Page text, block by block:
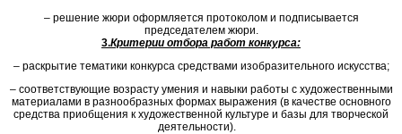
–решение жюри оформляется протоколом и подписывается
председателем жюри.
3.Критерии отбора работ конкурса:
–раскрытие тематики конкурса средствами изобразительного искусства;
–соответствующие возрасту умения и навыки работы с художественными
материалами в разнообразных формах выражения (в качестве основного
средства приобщения к художественной культуре и базы для творческой
деятельности).